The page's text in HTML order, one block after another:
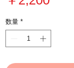
数量 *